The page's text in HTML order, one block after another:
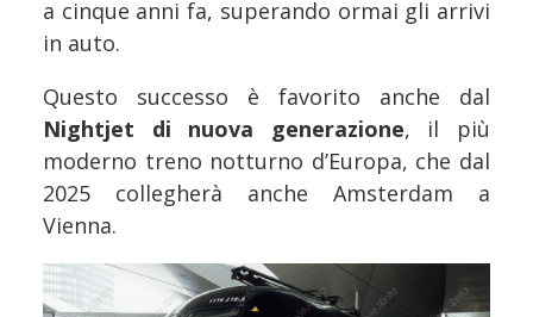
a cinque anni fa, superando ormai gli arrivi
in auto.
Questo successo è favorito anche dal
Nightjet di nuova generazione, il più
moderno treno notturno d’Europa, che dal
2025 collegherà anche Amsterdam a
Vienna.